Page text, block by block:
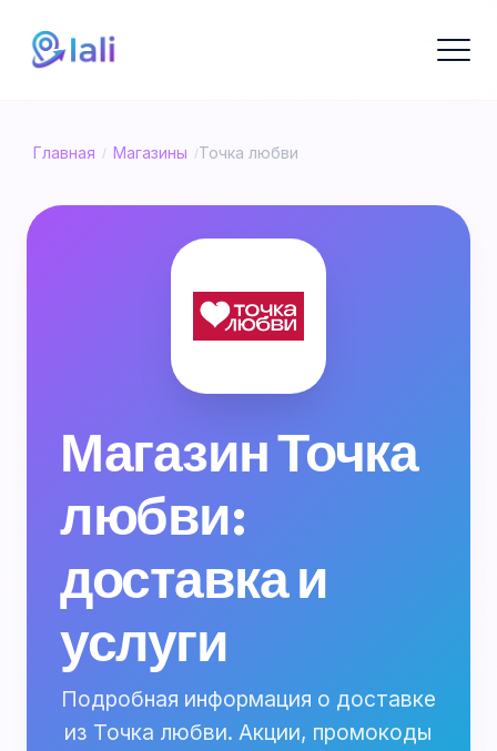
Главная / Магазины /Точка любви
Магазин Точка
любви:
доставка и
услуги
Подробная информация о доставке
из Точка любви. Акции, промокоды